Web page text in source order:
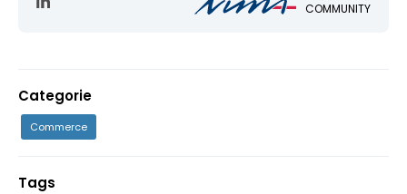
COMMUNITY
Categorie
Commerce
Tags